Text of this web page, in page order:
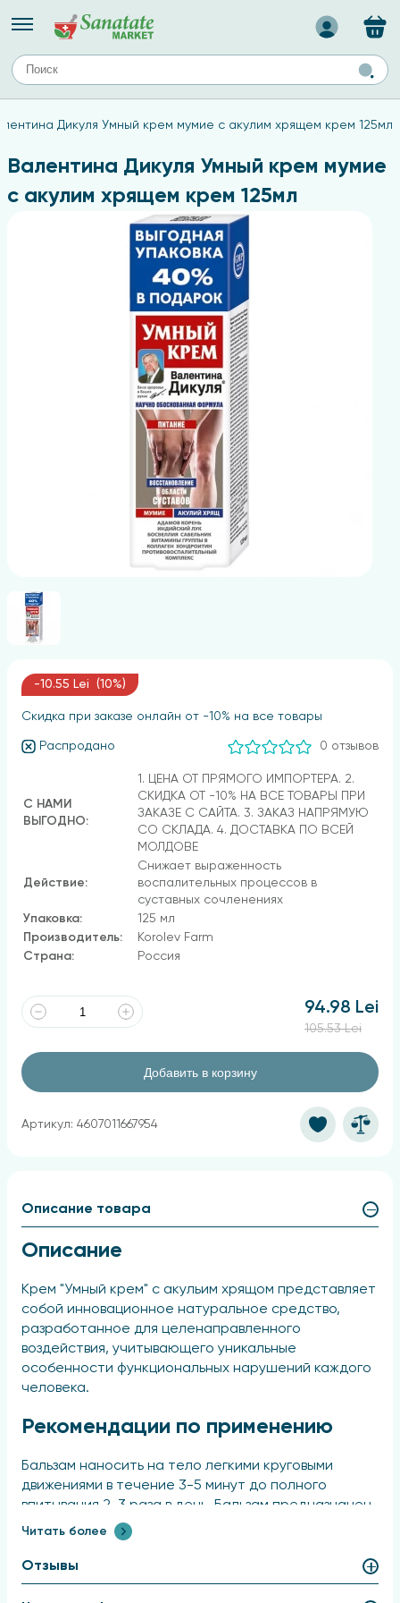
лица
Назад
ТИПЫ КОЖИ
Средства для комбинированной кожи
Средства для проблемной кожи
Средства для жирной кожи
Средства для чувствительной кожи
Дикуля Умный крем мумие с акулим хрящем крем 125мл
Валентина Дикуля Умный крем мумие
с акулим хрящем крем 125мл
-10.55 Lei (10%)
Скидка при заказе онлайн от -10% на все товары
Распродано 0 отзывов
С НАМИ
ВЫГОДНО:
1. ЦЕНА ОТ ПРЯМОГО ИМПОРТЕРА. 2.
СКИДКА ОТ -10% НА ВСЕ ТОВАРЫ ПРИ
ЗАКАЗЕ С САЙТА. 3. ЗАКАЗ НАПРЯМУЮ
СО СКЛАДА. 4. ДОСТАВКА ПО ВСЕЙ
МОЛДОВЕ
Действие:
Снижает выраженность
воспалительных процессов в
суставных сочленениях
Упаковка:
125 мл
Производитель:
Korolev Farm
Страна:
Россия
94.98 Lei
105.53 Lei
Добавить в корзину
Артикул: 4607011667954
Описание товара
Описание
Крем "Умный крем" с акульим хрящом представляет
собой инновационное натуральное средство,
разработанное для целенаправленного
воздействия, учитывающего уникальные
особенности функциональных нарушений каждого
человека.
Рекомендации по применению
Бальзам наносить на тело легкими круговыми
движениями в течение 3-5 минут до полного
впитывания 2-3 раза в день. Бальзам предназначен
для ежедневного использования.
Состав
Читать более
Отзывы